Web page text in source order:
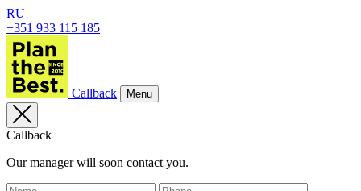
RU
+351 933 115 185
Callback Menu
Callback
Our manager will soon contact you.